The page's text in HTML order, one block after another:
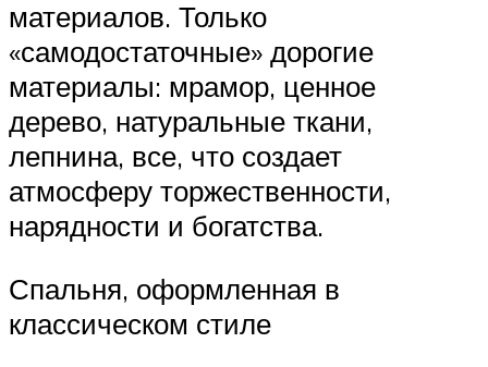
материалов. Только
«самодостаточные» дорогие
материалы: мрамор, ценное
дерево, натуральные ткани,
лепнина, все, что создает
атмосферу торжественности,
нарядности и богатства.
Спальня, оформленная в
классическом стиле